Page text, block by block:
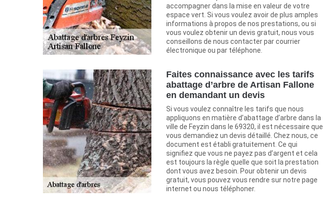
accompagner dans la mise en valeur de votre
espace vert. Si vous voulez avoir de plus amples
informations à propos de nos prestations, ou si
vous voulez obtenir un devis gratuit, nous vous
conseillons de nous contacter par courrier
électronique ou par téléphone.
Faites connaissance avec les tarifs
abattage d’arbre de Artisan Fallone
en demandant un devis
Si vous voulez connaître les tarifs que nous
appliquons en matière d’abattage d’arbre dans la
ville de Feyzin dans le 69320, il est nécessaire que
vous demandiez un devis détaillé. Chez nous, ce
document est établi gratuitement. Ce qui
signifiez que vous ne payez pas d’argent et cela
est toujours la règle quelle que soit la prestation
dont vous avez besoin. Pour obtenir un devis
gratuit, vous pouvez vous rendre sur notre page
internet ou nous téléphoner.